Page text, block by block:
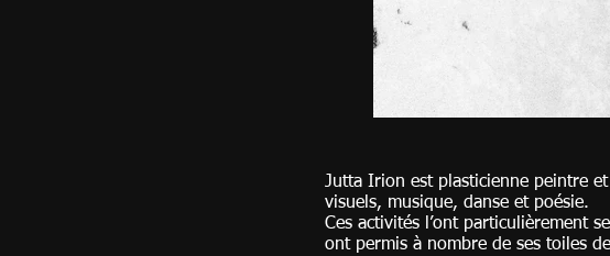
Jutta Irion est plasticienne peintre
visuels, musique, danse et poésie.
Ces activités l’ont particulièrement
ont permis à nombre de ses toiles